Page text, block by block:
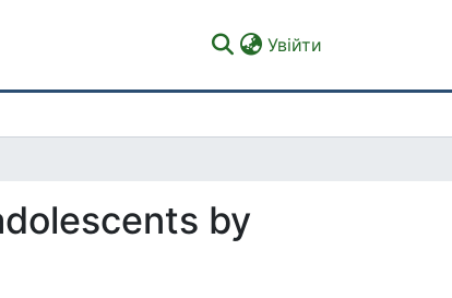
Увійти
by